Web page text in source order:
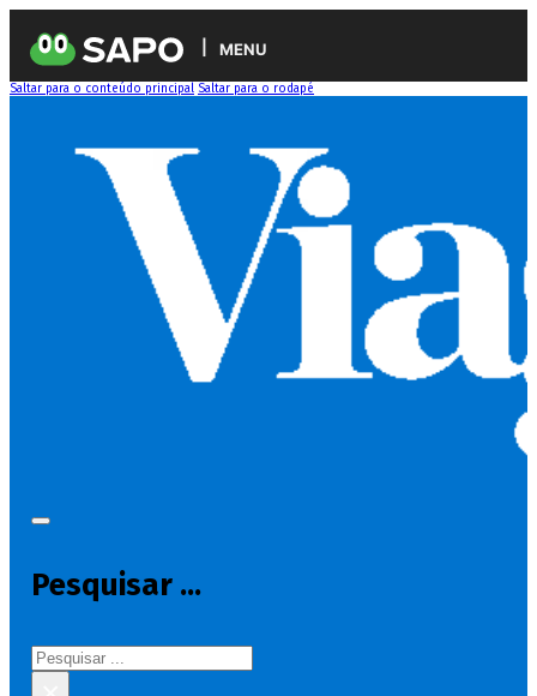
MENU
Saltar para o conteúdo principal Saltar para o rodapé
Pesquisar ...
Pesquisar